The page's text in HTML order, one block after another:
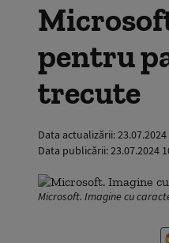
pentru
trecute
Data actualizării:
Data publicării:23.07.2024
Microsoft. Imagine cu